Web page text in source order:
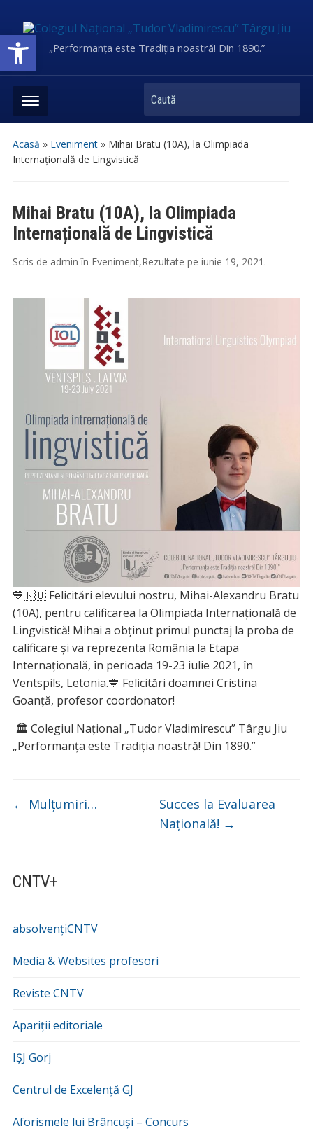
Deschide bara de unelte„Performanța este Tradiția noastră! Din 1890.”
Caută
Acasă » Eveniment» Mihai Bratu (10A), la Olimpiada
Internațională de Lingvistică
CNTV+
absolvențiCNTV
Media & Websites profesori
Reviste CNTV
Apariții editoriale
IȘJ Gorj
Centrul de Excelență GJ
Aforismele lui Brâncuși – Concurs
Mihai Bratu (10A), la Olimpiada
Internațională de Lingvistică
Scris de admin în Eveniment,Rezultate pe iunie 19, 2021 .
💙🇷🇴 Felicitări elevului nostru, Mihai-Alexandru Bratu
(10A), pentru calificarea la Olimpiada Internațională de
Lingvistică! Mihai a obținut primul punctaj la proba de
calificare și va reprezenta România la Etapa
Internațională, în perioada 19-23 iulie 2021, în
Ventspils, Letonia.💙 Felicitări doamnei Cristina
Goanță, profesor coordonator!
🏛 Colegiul Național „Tudor Vladimirescu” Târgu Jiu
„Performanța este Tradiția noastră! Din 1890.”
← Mulțumiri…
Succes la Evaluarea
Națională! →